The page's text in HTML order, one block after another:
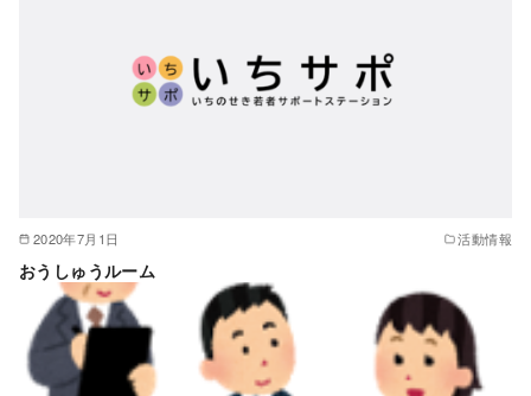
2020年7月1日 活動情報
おうしゅうルーム